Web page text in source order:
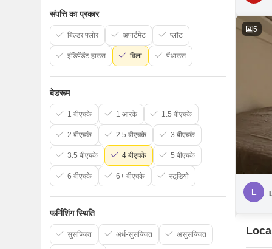
5
L
संपत्ति का प्रकार
बिल्डर फ्लोर अपार्टमेंट प्लॉट
इंडिपेंडेंट हाउस विला पेंथाउस
बेडरूम
1 बीएचके 1 आरके 1.5 बीएचके
2 बीएचके 2.5 बीएचके 3 बीएचके
3.5 बीएचके 4 बीएचके 5 बीएचके
6 बीएचके 6+ बीएचके स्टूडियो
फर्निशिंग स्थिति
सुसज्जित अर्ध-सुसज्जित असुसज्जित